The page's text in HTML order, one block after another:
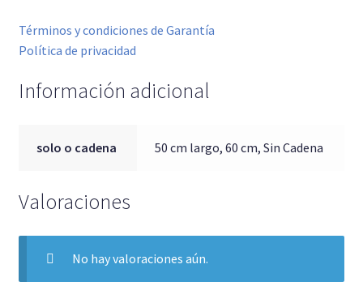
Términos y condiciones de Garantía
Política de privacidad
Información adicional
solo o cadena 50 cm largo, 60 cm, Sin Cadena
Valoraciones
No hay valoraciones aún.